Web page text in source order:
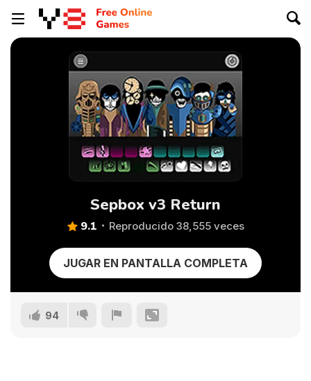
Sepbox v3 Return
9.1 Reproducido 38,555 veces
JUGAR EN PANTALLA COMPLETA
94